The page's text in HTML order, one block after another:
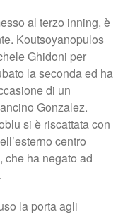
al terzo inning, è
Koutsoyanopulos
Ghidoni per
la seconda ed ha
di un
Gonzalez.
si è riscattata con
centro
che ha negato ad
la porta agli